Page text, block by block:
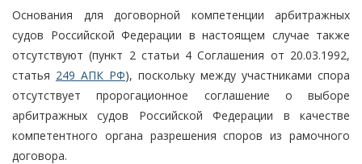
Основания для договорной компетенции арбитражных
судов Российской Федерации в настоящем случае также
отсутствуют (пункт 2 статьи 4 Соглашения от 20.03.1992,
статья 249 АПК РФ), поскольку между участниками спора
отсутствует пророгационное соглашение о выборе
арбитражных судов Российской Федерации в качестве
компетентного органа разрешения споров из рамочного
договора.